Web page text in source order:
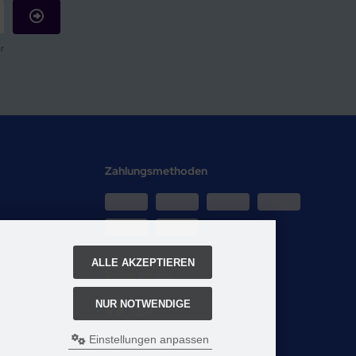
Zahlungsmethoden
Social Media
ALLE AKZEPTIEREN
NUR NOTWENDIGE
Einstellungen anpassen